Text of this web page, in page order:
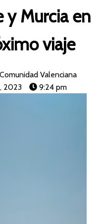
y Murcia en
viaje
Valenciana
2023
9:24 pm